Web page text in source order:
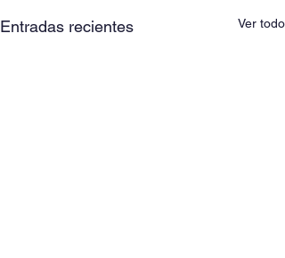
Entradas recientes Ver todo